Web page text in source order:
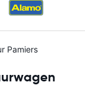
Pamiers